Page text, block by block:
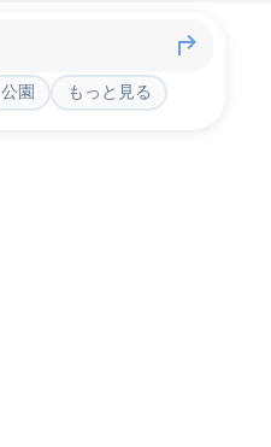
公園 もっと見る